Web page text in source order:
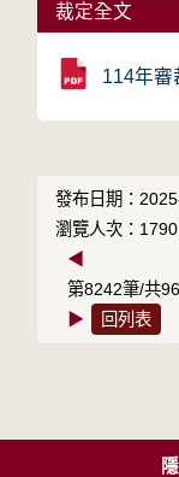
裁定全文
114年審
發布日期：
瀏覽人次：1790
◀
第8242筆/共
▶
回列表